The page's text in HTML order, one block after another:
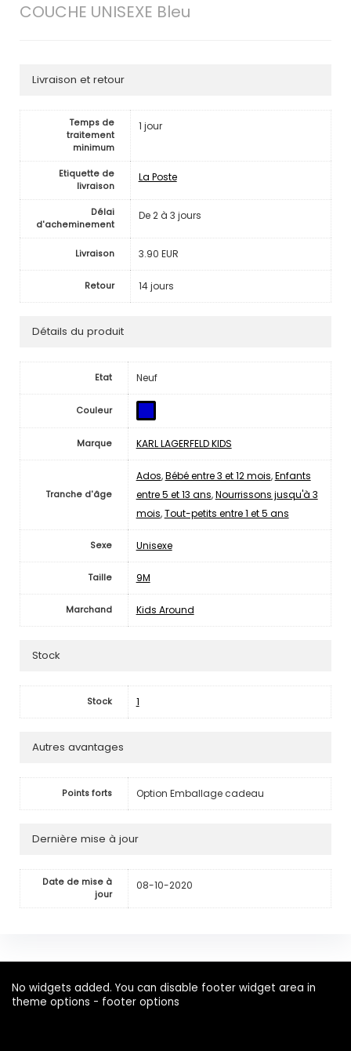
COUCHE UNISEXE Bleu
Livraison et retour
Temps de
traitement
minimum
1 jour
Etiquette de
livraison
La Poste
Délai
d'acheminement
De 2 à 3 jours
Livraison 3.90 EUR
Retour 14 jours
Détails du produit
Etat Neuf
Couleur
Marque KARL LAGERFELD KIDS
Tranche d'âge
Ados,Bébé entre 3 et 12 mois,Enfants
entre 5 et 13 ans,Nourrissons jusqu'à 3
mois,Tout-petits entre 1 et 5 ans
Sexe Unisexe
Taille 9M
Marchand Kids Around
Stock
Stock 1
Autres avantages
Points forts Option Emballage cadeau
Dernière mise à jour
Date de mise à
jour
08-10-2020
No widgets added. You can disable footer widget area in
theme options - footer options